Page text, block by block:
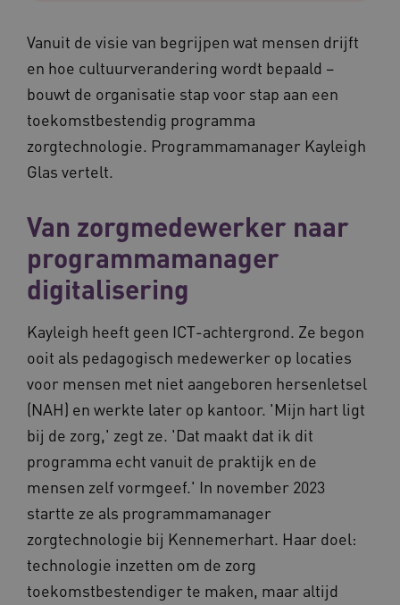
Vanuit de visie van begrijpen wat mensen drijft
en hoe cultuurverandering wordt bepaald –
bouwt de organisatie stap voor stap aan een
toekomstbestendig programma
zorgtechnologie. Programmamanager Kayleigh
Glas vertelt.
Van zorgmedewerker naar
programmamanager
digitalisering
Kayleigh heeft geen ICT-achtergrond. Ze begon
ooit als pedagogisch medewerker op locaties
voor mensen met niet aangeboren hersenletsel
(NAH) en werkte later op kantoor. 'Mijn hart ligt
bij de zorg,' zegt ze. 'Dat maakt dat ik dit
programma echt vanuit de praktijk en de
mensen zelf vormgeef.' In november 2023
startte ze als programmamanager
zorgtechnologie bij Kennemerhart. Haar doel:
technologie inzetten om de zorg
toekomstbestendiger te maken, maar altijd